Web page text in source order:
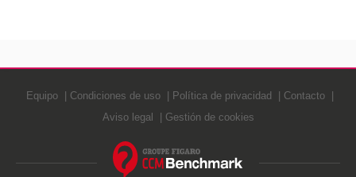
Equipo Condiciones de uso Política de privacidad
Contacto
Aviso legal
Gestión de cookies